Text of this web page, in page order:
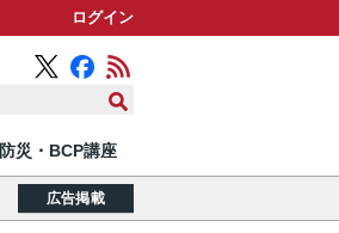
ログイン
防災・BCP講座
広告掲載